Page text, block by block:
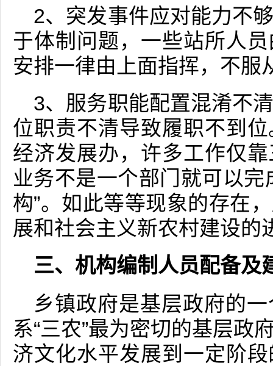
2、突发事件应对能力不
于体制问题，一些站所人
安排一律由上面指挥，不服
3、服务职能配置混淆不
位职责不清导致履职不到
经济发展办，许多工作仅
业务不是一个部门就可以
构”。如此等等现象的存在
展和社会主义新农村建设的
三、机构编制人员配备及
乡镇政府是基层政府的
系“三农”最为密切的基层政
济文化水平发展到一定阶